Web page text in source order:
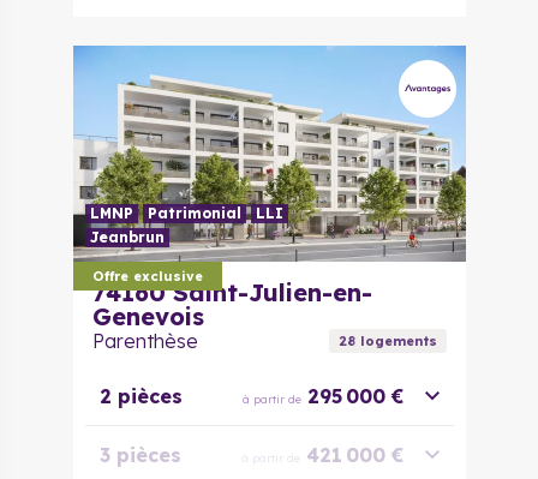
Offre exclusive
LMNP Patrimonial
LLI
Jeanbrun
74160 Saint-Julien-en-
Genevois
Parenthèse 28logements
2 pièces à partir de 295 000 €
3 pièces à partir de 421 000 €